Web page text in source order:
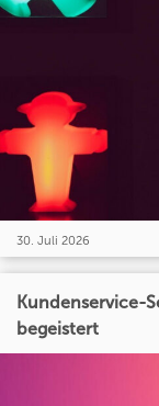
30. Juli 2026
Kundenservice-
begeistert